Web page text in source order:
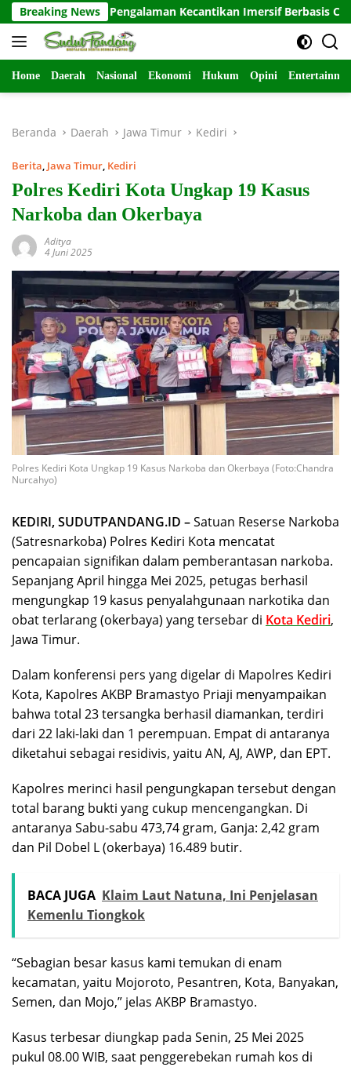
Langsung
ke
konten
Breaking News
Pengalaman Kecantikan Imersif Berbasis Colour
Home Daerah Nasional Ekonomi Hukum Opini
Beranda Daerah Jawa Timur Kediri
Berita, Jawa Timur, Kediri
Polres Kediri Kota Ungkap 19 Kasus
Narkoba dan Okerbaya
Aditya
4 Juni 2025
Polres Kediri Kota Ungkap 19 Kasus Narkoba dan Okerbaya (Foto:Chandra
Nurcahyo)
KEDIRI, SUDUTPANDANG.ID –Satuan Reserse Narkoba
(Satresnarkoba) Polres Kediri Kota mencatat
pencapaian signifikan dalam pemberantasan narkoba.
Sepanjang April hingga Mei 2025, petugas berhasil
mengungkap 19 kasus penyalahgunaan narkotika dan
obat terlarang (okerbaya) yang tersebar di Kota Kediri,
Jawa Timur.
Dalam konferensi pers yang digelar di Mapolres Kediri
Kota, Kapolres AKBP Bramastyo Priaji menyampaikan
bahwa total 23 tersangka berhasil diamankan, terdiri
dari 22 laki-laki dan 1 perempuan. Empat di antaranya
diketahui sebagai residivis, yaitu AN, AJ, AWP, dan EPT.
Kapolres merinci hasil pengungkapan tersebut dengan
total barang bukti yang cukup mencengangkan. Di
antaranya Sabu-sabu 473,74 gram, Ganja: 2,42 gram
dan Pil Dobel L (okerbaya) 16.489 butir.
BACA JUGA Klaim Laut Natuna, Ini Penjelasan
Kemenlu Tiongkok
“Sebagian besar kasus kami temukan di enam
kecamatan, yaitu Mojoroto, Pesantren, Kota, Banyakan,
Semen, dan Mojo,” jelas AKBP Bramastyo.
Kasus terbesar diungkap pada Senin, 25 Mei 2025
pukul 08.00 WIB, saat penggerebekan rumah kos di